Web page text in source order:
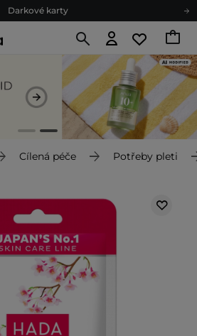
Darkové karty
Odeslání do 24 hod.
Darkové karty
Ekologické balení
Cílená péče Potřeby pleti